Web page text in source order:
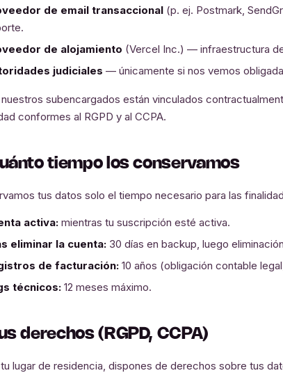
de email transaccional (p. ej. Postmark,
de alojamiento (Vercel Inc.) — infraestructura
judiciales — únicamente si nos vemos
subencargados están vinculados
conformes al RGPD y al CCPA.
tiempo los conservamos
tus datos solo el tiempo necesario para las
activa: mientras tu suscripción esté activa.
eliminar la cuenta: 30 días en backup, luego
de facturación: 10 años (obligación contable
técnicos: 12 meses máximo.
derechos (RGPD, CCPA)
lugar de residencia, dispones de derechos sobre tus